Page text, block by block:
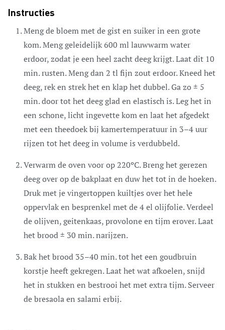
Instructies
Meng de bloem met de gist en suiker in een grote
kom. Meng geleidelijk 600 ml lauwwarm water
erdoor, zodat je een heel zacht deeg krijgt. Laat dit 10
min. rusten. Meng dan 2 tl fijn zout erdoor. Kneed het
deeg, rek en strek het en klap het dubbel. Ga zo ± 5
min. door tot het deeg glad en elastisch is. Leg het in
een schone, licht ingevette kom en laat het afgedekt
met een theedoek bij kamertemperatuur in 3–4 uur
rijzen tot het deeg in volume is verdubbeld.
Verwarm de oven voor op 220ºC. Breng het gerezen
deeg over op de bakplaat en duw het tot in de hoeken.
Druk met je vingertoppen kuiltjes over het hele
oppervlak en besprenkel met de 4 el olijfolie. Verdeel
de olijven, geitenkaas, provolone en tijm erover. Laat
het brood ± 30 min. narijzen.
Bak het brood 35–40 min. tot het een goudbruin
korstje heeft gekregen. Laat het wat afkoelen, snijd
het in stukken en bestrooi het met extra tijm. Serveer
de bresaola en salami erbij.